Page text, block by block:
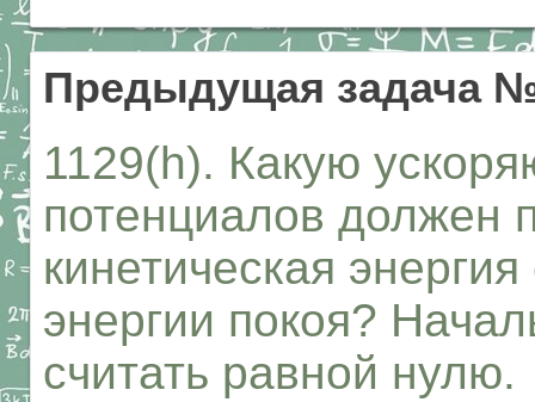
Предыдущая задача
1129(h). Какую
потенциалов должен
кинетическая
энергии покоя?
считать равной нулю.